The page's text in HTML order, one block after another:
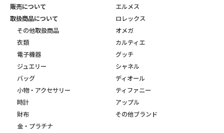
販売について
取扱商品について
その他取扱商品
衣類
電子機器
ジュエリー
バッグ
小物・アクセサリー
時計
財布
金・プラチナ
エルメス
ロレックス
オメガ
カルティエ
グッチ
シャネル
ディオール
ティファニー
アップル
その他ブランド